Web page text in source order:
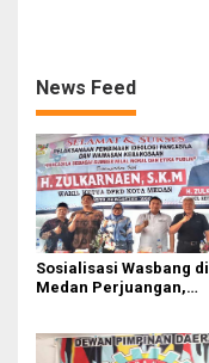
News Feed
Sosialisasi Wasbang di
Medan Perjuangan,
Anak